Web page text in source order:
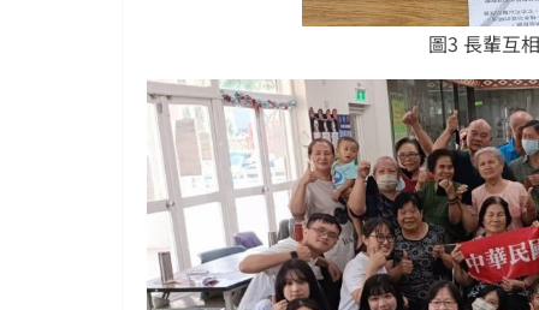
圖3 長輩互